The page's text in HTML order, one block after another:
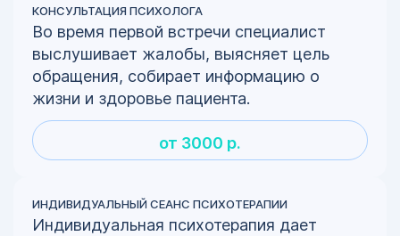
КОНСУЛЬТАЦИЯ ПСИХОЛОГА
Во время первой встречи специалист
выслушивает жалобы, выясняет цель
обращения, собирает информацию о
жизни и здоровье пациента.
от 3000 р.
ИНДИВИДУАЛЬНЫЙ СЕАНС ПСИХОТЕРАПИИ
Индивидуальная психотерапия дает